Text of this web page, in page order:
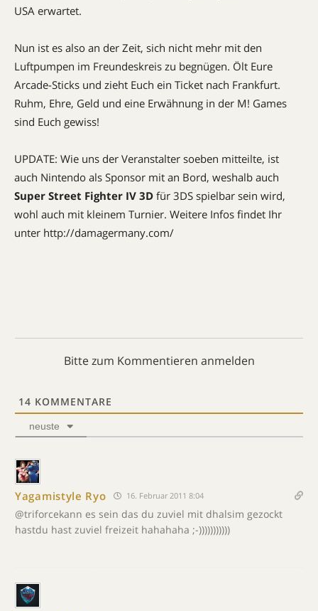
USA erwartet.
Nun ist es also an der Zeit, sich nicht mehr mit den
Luftpumpen im Freundeskreis zu begnügen. Ölt Eure
Arcade-Sticks und zieht Euch ein Ticket nach Frankfurt.
Ruhm, Ehre, Geld und eine Erwähnung in der M! Games
sind Euch gewiss!
UPDATE: Wie uns der Veranstalter soeben mitteilte, ist
auch Nintendo als Sponsor mit an Bord, weshalb auch
Super Street Fighter IV 3D für 3DS spielbar sein wird,
wohl auch mit kleinem Turnier. Weitere Infos findet Ihr
unter http://damagermany.com/
Bitte zum Kommentieren anmelden
14 KOMMENTARE
neuste
Yagamistyle Ryo 16. Februar 2011 8:04
@triforcekann es sein das du zuviel mit dhalsim gezockt
hastdu hast zuviel freizeit hahahaha ;-)))))))))))